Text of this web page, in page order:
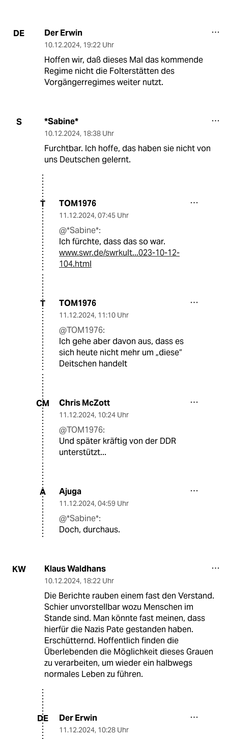
DE Der Erwin
10.12.2024, 19:22 Uhr
Hoffen wir, daß dieses Mal das kommende
Regime nicht die Folterstätten des
Vorgängerregimes weiter nutzt.
S *Sabine*
10.12.2024, 18:38 Uhr
Furchtbar. Ich hoffe, das haben sie nicht von
uns Deutschen gelernt.
T TOM1976
11.12.2024, 07:45 Uhr
@*Sabine*:
Ich fürchte, dass das so war.
www.swr.de/swrkult...023-10-12-
104.html
T TOM1976
11.12.2024, 11:10 Uhr
@TOM1976:
Ich gehe aber davon aus, dass es
sich heute nicht mehr um „diese“
Deitschen handelt
CM Chris McZott
11.12.2024, 10:24 Uhr
@TOM1976:
Und später kräftig von der DDR
unterstützt...
A Ajuga
11.12.2024, 04:59 Uhr
@*Sabine*:
Doch, durchaus.
KW Klaus Waldhans
10.12.2024, 18:22 Uhr
Die Berichte rauben einem fast den Verstand.
Schier unvorstellbar wozu Menschen im
Stande sind. Man könnte fast meinen, dass
hierfür die Nazis Pate gestanden haben.
Erschütternd. Hoffentlich finden die
Überlebenden die Möglichkeit dieses Grauen
zu verarbeiten, um wieder ein halbwegs
normales Leben zu führen.
DE Der Erwin
11.12.2024, 10:28 Uhr